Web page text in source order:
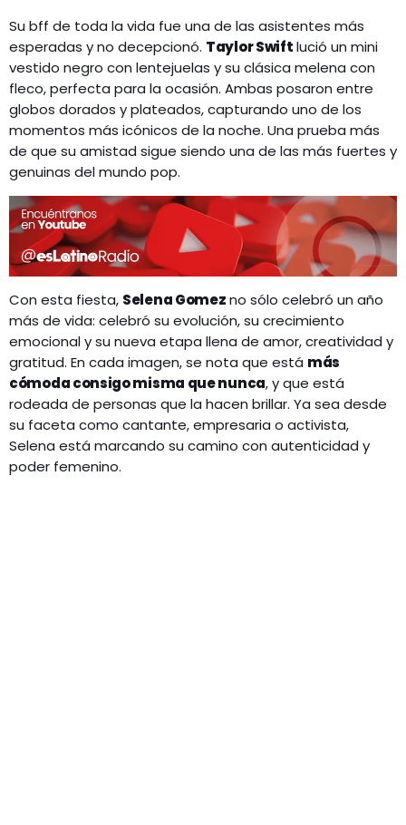
Su bff de toda la vida fue una de las asistentes más
esperadas y no decepcionó. Taylor Swiftlució un mini
vestido negro con lentejuelas y su clásica melena con
fleco, perfecta para la ocasión. Ambas posaron entre
globos dorados y plateados, capturando uno de los
momentos más icónicos de la noche. Una prueba más
de que su amistad sigue siendo una de las más fuertes y
genuinas del mundo pop.
Con esta fiesta, Selena Gomezno sólo celebró un año
más de vida: celebró su evolución, su crecimiento
emocional y su nueva etapa llena de amor, creatividad y
gratitud. En cada imagen, se nota que está más
cómoda consigo misma que nunca, y que está
rodeada de personas que la hacen brillar. Ya sea desde
su faceta como cantante, empresaria o activista,
Selena está marcando su camino con autenticidad y
poder femenino.